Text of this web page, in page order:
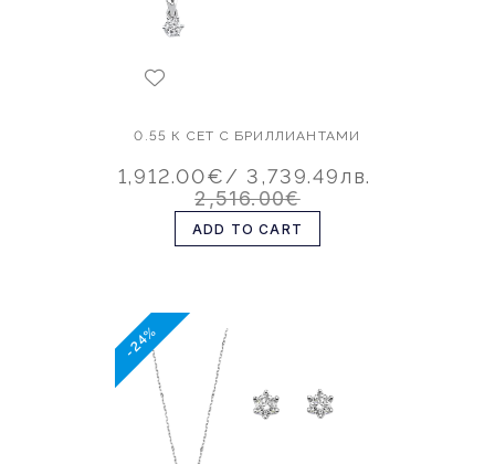
0.55 К СЕТ С БРИЛЛИАНТАМИ
1,912.00€/ 3,739.49лв.
2,516.00€
ADD TO CART
-24%